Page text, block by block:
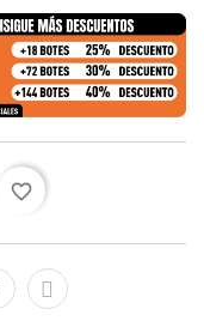
favorite_border